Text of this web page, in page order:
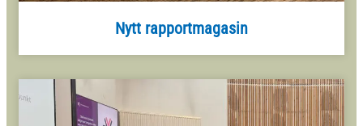
Nytt rapportmagasin